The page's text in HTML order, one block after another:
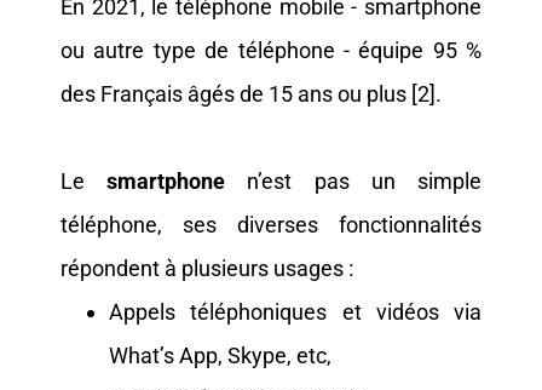
En 2021, le téléphone mobile - smartphone
ou autre type de téléphone - équipe 95 %
des Français âgés de 15 ans ou plus [2].
Lesmartphone n’est pas un simple
téléphone, ses diverses fonctionnalités
répondent à plusieurs usages :
Appels téléphoniques et vidéos via
What’s App, Skype, etc,